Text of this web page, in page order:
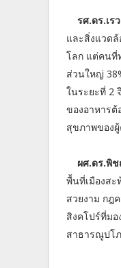
รศ.ดร.เร
และสิ่งแวด
โลก แต่คนที่
ส่วนใหญ่
ในระยะที่ 2
ของอาหารต้
สุขภาพของ
ผศ.ดร.พิ
พื้นที่เมืองส
สวยงาม กฎ
สิงคโปร์ที่ม
สาธารณูปโ